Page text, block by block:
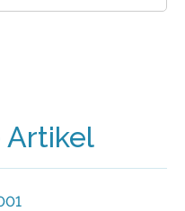
Artikel